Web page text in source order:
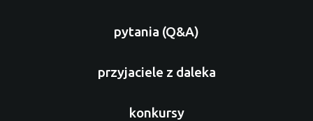
pytania (Q&A)
przyjaciele z daleka
konkursy